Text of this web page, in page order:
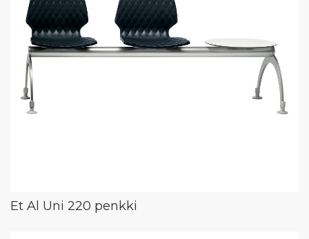
Et Al Uni 220 penkki